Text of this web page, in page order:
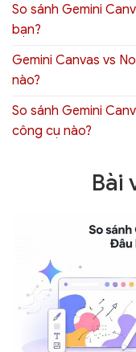
So sánh Gemini
bạn?
Gemini Canvas vs
nào?
So sánh Gemini
công cụ nào?
Bài